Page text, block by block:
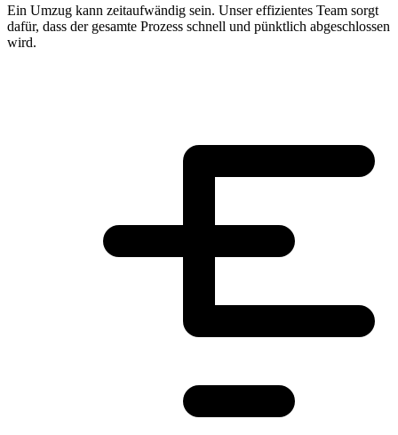
Ein Umzug kann zeitaufwändig sein. Unser effizientes Team sorgt
dafür, dass der gesamte Prozess schnell und pünktlich abgeschlossen
wird.